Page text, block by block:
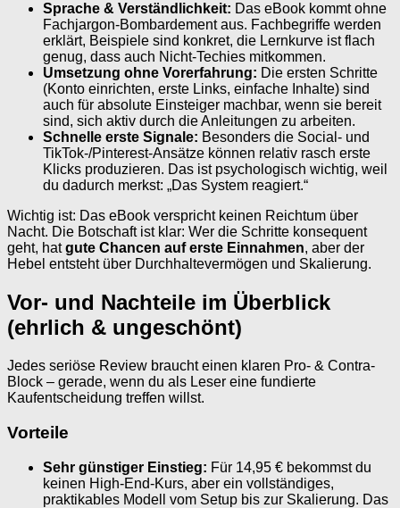
Sprache & Verständlichkeit: Das eBook kommt ohne
Fachjargon-Bombardement aus. Fachbegriffe werden
erklärt, Beispiele sind konkret, die Lernkurve ist flach
genug, dass auch Nicht-Techies mitkommen.
Umsetzung ohne Vorerfahrung: Die ersten Schritte
(Konto einrichten, erste Links, einfache Inhalte) sind
auch für absolute Einsteiger machbar, wenn sie bereit
sind, sich aktiv durch die Anleitungen zu arbeiten.
Schnelle erste Signale: Besonders die Social- und
TikTok-/Pinterest-Ansätze können relativ rasch erste
Klicks produzieren. Das ist psychologisch wichtig, weil
du dadurch merkst: „Das System reagiert.“
Wichtig ist: Das eBook verspricht keinen Reichtum über
Nacht. Die Botschaft ist klar: Wer die Schritte konsequent
geht, hatgute Chancen auf erste Einnahmen, aber der
Hebel entsteht über Durchhaltevermögen und Skalierung.
Vor- und Nachteile im Überblick
(ehrlich & ungeschönt)
Jedes seriöse Review braucht einen klaren Pro- & Contra-
Block – gerade, wenn du als Leser eine fundierte
Kaufentscheidung treffen willst.
Vorteile
Sehr günstiger Einstieg: Für 14,95 € bekommst du
keinen High-End-Kurs, aber ein vollständiges,
praktikables Modell vom Setup bis zur Skalierung. Das